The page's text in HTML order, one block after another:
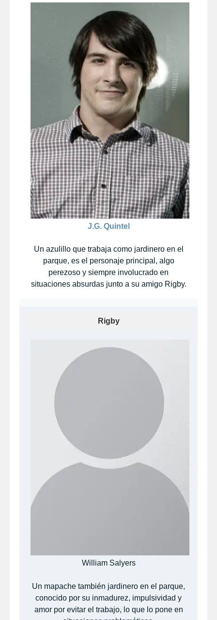
J.G. Quintel
Un azulillo que trabaja como jardinero en el
parque, es el personaje principal, algo
perezoso y siempre involucrado en
situaciones absurdas junto a su amigo Rigby.
Rigby
William Salyers
Un mapache también jardinero en el parque,
conocido por su inmadurez, impulsividad y
amor por evitar el trabajo, lo que lo pone en